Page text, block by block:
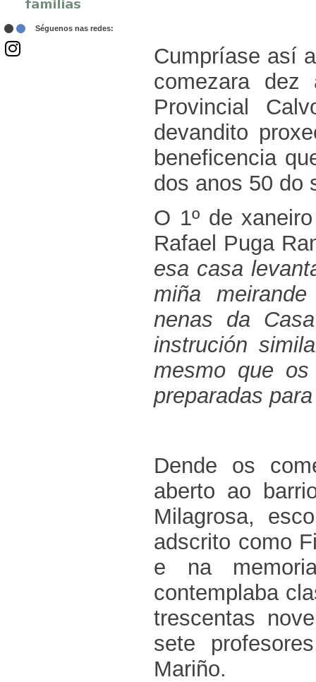
Séguenos nas redes:
Cumpríase así
comezara
Provincial
devandito
beneficencia
dos anos 50 do
O 1º de
Rafael Puga
esa casa
miña
nenas da
instrución
mesmo que
preparadas
Dende os
aberto ao
Milagrosa,
adscrito como
e na
contemplaba
trescentas
sete
Mariño.